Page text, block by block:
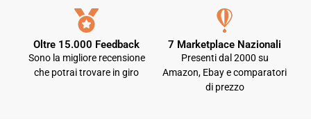
Oltre 15.000 Feedback
Sono la migliore recensione
che potrai trovare in giro
7 Marketplace Nazionali
Presenti dal 2000 su
Amazon, Ebay e comparatori
di prezzo